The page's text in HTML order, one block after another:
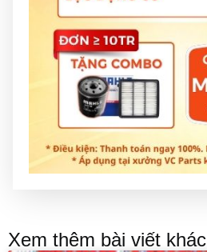
Xem thêm bài viết khác